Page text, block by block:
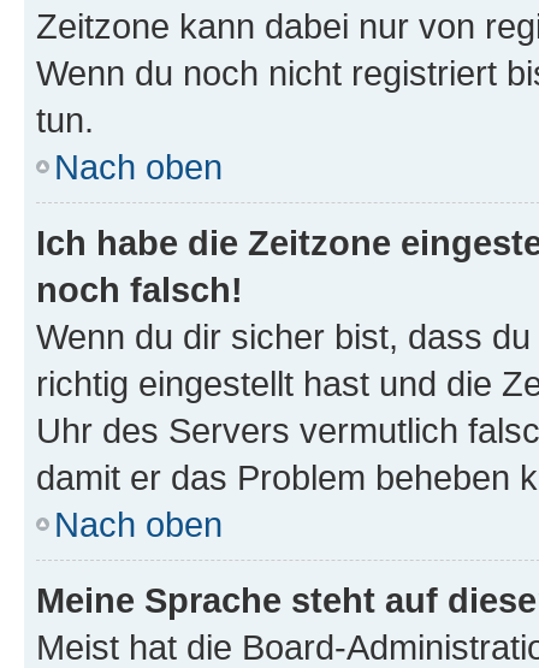
Zeitzone kann dabei nur von
Wenn du noch nicht registriert
tun.
Nach oben
Ich habe die Zeitzone
noch falsch!
Wenn du dir sicher bist, dass
richtig eingestellt hast und die
Uhr des Servers vermutlich
damit er das Problem beheben
Nach oben
Meine Sprache steht auf
Meist hat die Board-